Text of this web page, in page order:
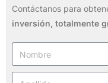
Contáctanos para
inversión, totalmente